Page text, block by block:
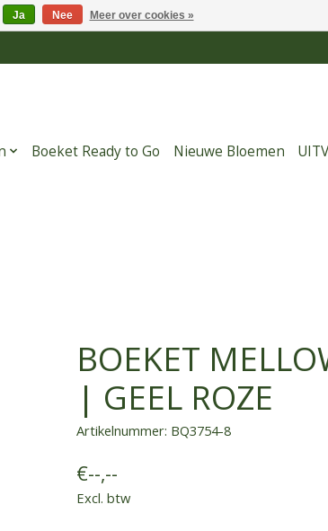
Boeket Ready to Go Nieuwe Bloemen
BOEKET
| GEEL ROZE
Artikelnummer: BQ3754-8
€--,--
Excl. btw
Ja Nee Meer over cookies »